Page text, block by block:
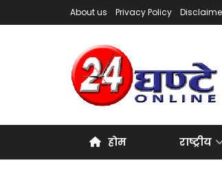
About us Privacy Policy
होम राष्ट्रीय